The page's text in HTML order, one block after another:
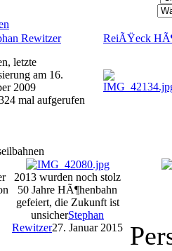
Rewitzer
letzte
am 16.
2009
mal aufgerufen
ReiÃŸeck
2013 wurden noch stolz
50 Jahre HÃ¶henbahn
gefeiert, die Zukunft ist
unsicherStephan
Rewitzer27. Januar 2015